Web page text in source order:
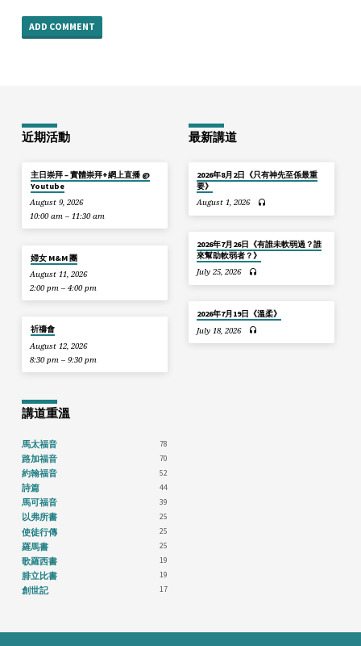
近期活動
主日崇拜 – 實體崇拜+網上直播 @
Youtube
August 9, 2026
10:00 am – 11:30 am
婦女 M&M 團
August 11, 2026
2:00 pm – 4:00 pm
祈禱會
August 12, 2026
8:30 pm – 9:30 pm
最新講道
2026年8月2日《只有神先至係最重
要》
August 1, 2026
2026年7月26日《有誰未軟弱過？誰
來幫助軟弱者？》
July 25, 2026
2026年7月19日《溫柔》
July 18, 2026
講道重溫
馬太福音 78
路加福音 70
約翰福音 52
詩篇 44
馬可福音 39
以弗所書 25
使徒行傳 25
羅馬書 25
歌羅西書 19
腓立比書 19
創世記 17